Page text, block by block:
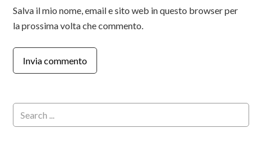
Salva il mio nome, email e sito web in questo browser per
la prossima volta che commento.